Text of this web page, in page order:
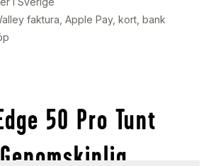
faktura, Apple Pay, kort, bank
50 Pro Tunt